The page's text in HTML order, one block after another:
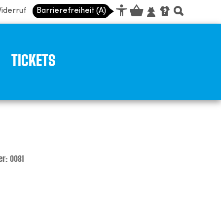
Barrierefreiheit (A)
TICKETS
0081